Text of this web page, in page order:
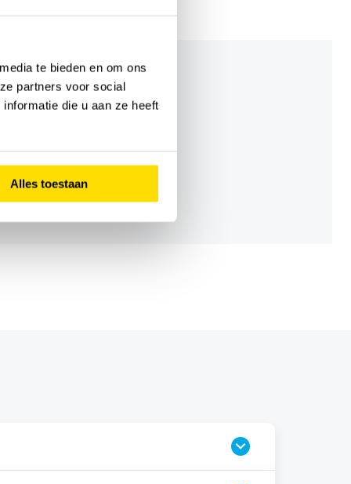
te bieden en om ons
partners voor social
die u aan ze heeft
Alles toestaan